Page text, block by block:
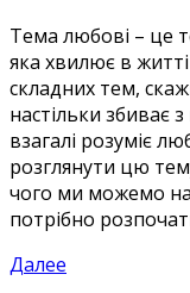
Тема любові – це
яка хвилює в
складних тем,
настільки збиває
взагалі розуміє
розглянути цю
чого ми можемо
потрібно
Далее